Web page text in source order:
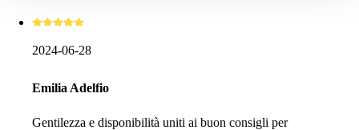
2024-06-28
Emilia Adelfio
Gentilezza e disponibilità uniti ai buon consigli per